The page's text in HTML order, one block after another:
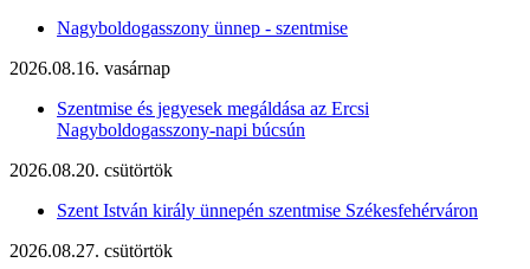
Nagyboldogasszony ünnep - szentmise
2026.08.16. vasárnap
Szentmise és jegyesek megáldása az Ercsi
Nagyboldogasszony-napi búcsún
2026.08.20. csütörtök
Szent István király ünnepén szentmise Székesfehérváron
2026.08.27. csütörtök